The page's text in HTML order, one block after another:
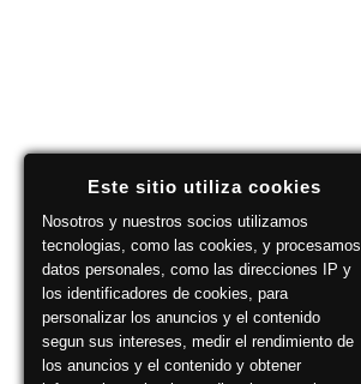
Este sitio utiliza cookies
Nosotros y nuestros socios utilizamos
tecnologias, como las cookies, y procesamos
datos personales, como las direcciones IP y
los identificadores de cookies, para
personalizar los anuncios y el contenido
segun sus intereses, medir el rendimiento de
los anuncios y el contenido y obtener